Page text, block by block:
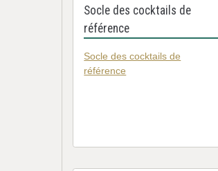
Socle des cocktails de
référence
Socle des cocktails de
référence